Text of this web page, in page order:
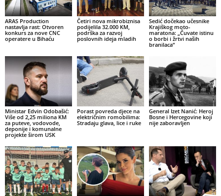
ARAS Production
nastavlja rast: Otvoren
konkurs za nove CNC
operatere u Bihaću
Četiri nova mikrobiznisa
podijelila 32.000 KM,
podrška za razvoj
poslovnih ideja mladih
Sedić dočekao učesnike
Krajiškog moto-
maratona: „Čuvate istinu
o borbi i žrtvi naših
branilaca“
Ministar Edvin Odobašić:
Više od 2,25 miliona KM
za puteve, vodovode,
deponije i komunalne
projekte širom USK
Porast povreda djece na
električnim romobilima:
Stradaju glava, lice i ruke
General Izet Nanić: Heroj
Bosne i Hercegovine koji
nije zaboravljen